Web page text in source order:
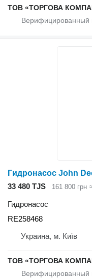
ТОВ «ТОРГОВА
33 480 TJS 161 800 грн
Гидронасос
RE258468
Украина, м. Київ
ТОВ «ТОРГОВА